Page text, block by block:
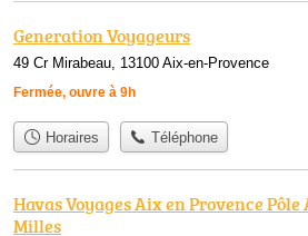
Generation Voyageurs
49 Cr Mirabeau, 13100 Aix-en-Provence
Fermée, ouvre à 9h
Horaires Téléphone
Havas Voyages Aix en Provence
Milles